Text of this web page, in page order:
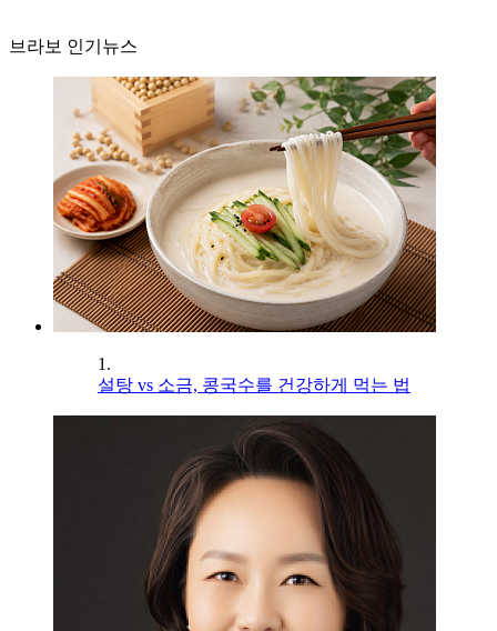
브라보 인기뉴스
1.
설탕 vs 소금, 콩국수를 건강하게 먹는 법